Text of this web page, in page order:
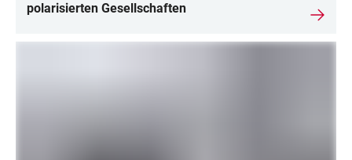
polarisierten Gesellschaften